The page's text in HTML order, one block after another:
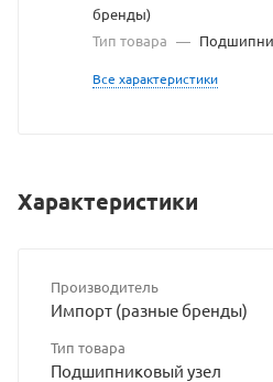
бренды)
Тип товара —
Все характеристики
Характеристики
Производитель
Импорт (разные бренды)
Тип товара
Подшипниковый узел